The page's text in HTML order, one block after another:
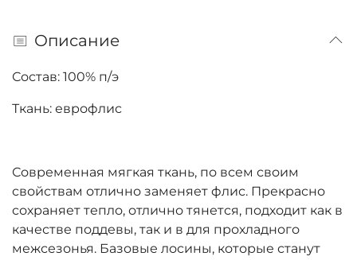
Описание
Состав: 100% п/э
Ткань: еврофлис
Современная мягкая ткань, по всем своим
свойствам отлично заменяет флис. Прекрасно
сохраняет тепло, отлично тянется, подходит как в
качестве поддевы, так и в для прохладного
межсезонья. Базовые лосины, которые станут